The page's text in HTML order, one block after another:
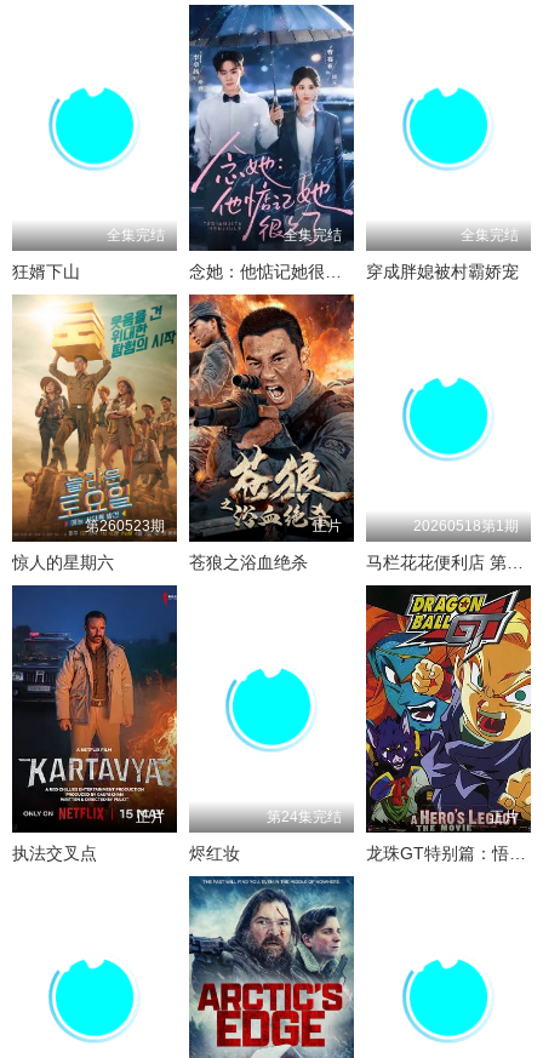
全集完结
狂婿下山
全集完结
念她：他惦记她很久了
全集完结
穿成胖媳被村霸娇宠
第260523期
惊人的星期六
正片
苍狼之浴血绝杀
20260518第1期
马栏花花便利店 第三季
正片
执法交叉点
第24集完结
烬红妆
正片
龙珠GT特别篇：悟空外传! 勇气的证明四星珠!(粤语版)